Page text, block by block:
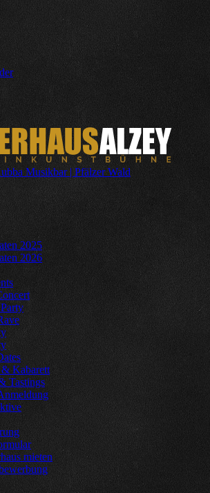
Musikbar | Pfälzer Wald
2025
2026
Kabarett
Tastings
mieten